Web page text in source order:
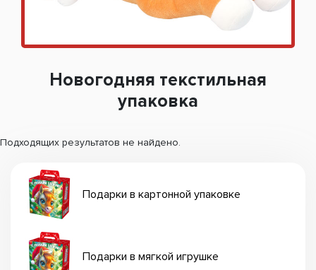
Подарки в картонной упаковке
Подарки в мягкой игрушке
Новогодняя текстильная
упаковка
Подходящих результатов не найдено.